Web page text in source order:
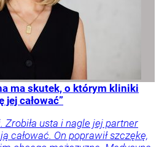
ma skutek, o którym kliniki
jej całować”
Zrobiła usta i nagle jej partner
całować. On poprawił szczękę,